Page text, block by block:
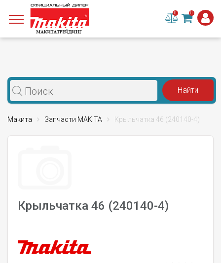
0 0
Макита Запчасти MAKITA Крыльчатка 46 (240140-4)
Крыльчатка 46 (240140-4)